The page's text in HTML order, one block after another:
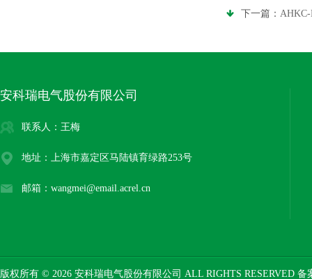
下一篇：
安科瑞电气股份有限公司
联系人：王梅
地址：上海市嘉定区马陆镇育绿路253号
邮箱：wangmei@email.acrel.cn
版权所有 © 2026 安科瑞电气股份有限公司 ALL RIGHTS RESERVED 备